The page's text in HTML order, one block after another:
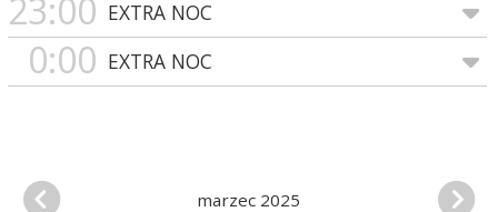
23:00 EXTRA NOC
0:00 EXTRA NOC
marzec 2025